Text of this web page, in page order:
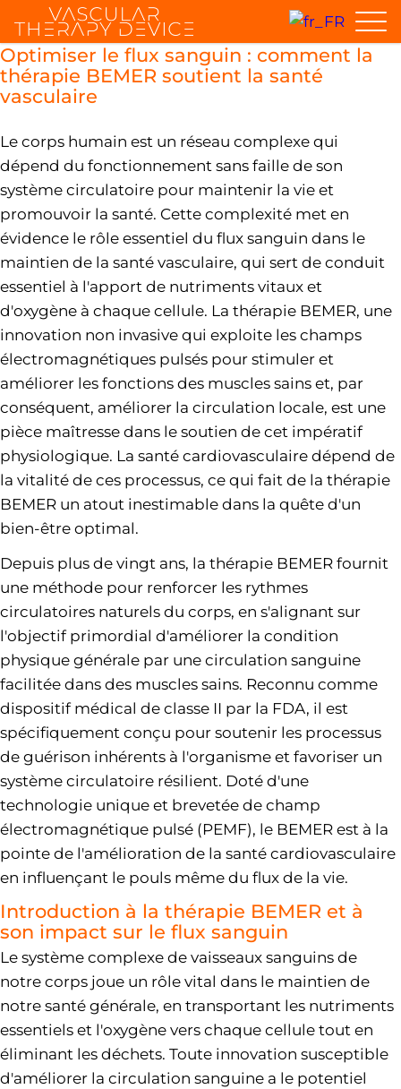
Optimiser le flux sanguin : comment la
thérapie BEMER soutient la santé
vasculaire
Le corps humain est un réseau complexe qui
dépend du fonctionnement sans faille de son
système circulatoire pour maintenir la vie et
promouvoir la santé. Cette complexité met en
évidence le rôle essentiel du flux sanguin dans le
maintien de la santé vasculaire, qui sert de conduit
essentiel à l'apport de nutriments vitaux et
d'oxygène à chaque cellule. La thérapie BEMER, une
innovation non invasive qui exploite les champs
électromagnétiques pulsés pour stimuler et
améliorer les fonctions des muscles sains et, par
conséquent, améliorer la circulation locale, est une
pièce maîtresse dans le soutien de cet impératif
physiologique. La santé cardiovasculaire dépend de
la vitalité de ces processus, ce qui fait de la thérapie
BEMER un atout inestimable dans la quête d'un
bien-être optimal.
Depuis plus de vingt ans, la thérapie BEMER fournit
une méthode pour renforcer les rythmes
circulatoires naturels du corps, en s'alignant sur
l'objectif primordial d'améliorer la condition
physique générale par une circulation sanguine
facilitée dans des muscles sains. Reconnu comme
dispositif médical de classe II par la FDA, il est
spécifiquement conçu pour soutenir les processus
de guérison inhérents à l'organisme et favoriser un
système circulatoire résilient. Doté d'une
technologie unique et brevetée de champ
électromagnétique pulsé (PEMF), le BEMER est à la
pointe de l'amélioration de la santé cardiovasculaire
en influençant le pouls même du flux de la vie.
Introduction à la thérapie BEMER et à
son impact sur le flux sanguin
Le système complexe de vaisseaux sanguins de
notre corps joue un rôle vital dans le maintien de
notre santé générale, en transportant les nutriments
essentiels et l'oxygène vers chaque cellule tout en
éliminant les déchets. Toute innovation susceptible
d'améliorer la circulation sanguine a le potentiel